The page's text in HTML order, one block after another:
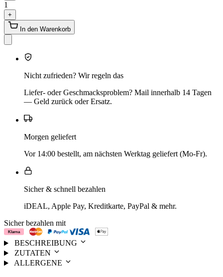
1
+
In den Warenkorb
Nicht zufrieden? Wir regeln das
Liefer- oder Geschmacksproblem? Mail innerhalb 14 Tagen
— Geld zurück oder Ersatz.
Morgen geliefert
Vor 14:00 bestellt, am nächsten Werktag geliefert (Mo-Fr).
Sicher & schnell bezahlen
iDEAL, Apple Pay, Kreditkarte, PayPal & mehr.
Sicher bezahlen mit
BESCHREIBUNG
ZUTATEN
ALLERGENE